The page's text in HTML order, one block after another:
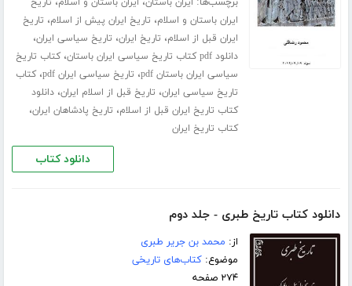
ایران باستان و اسلام، تاریخ ایران پیش از اسلام، تاریخ
ایران قبل از اسلام، تاریخ ایران، تاریخ سیاسی ایران،
دانلود pdf کتاب تاریخ سیاسی ایران باستان ،کتاب تاریخ
سیاسی ایران باستان pdf
، تاریخ سیاسی ایران pdf ،کتاب
تاریخ سیاسی ایران، تاریخ قبل از اسلام ایران،دانلود
کتاب تاریخ ایران قبل از اسلام، تاریخ پادشاهان ایران،
کتاب تاریخ ایران
دانلود کتاب
دانلود کتاب تاریخ طبری - جلد دوم
از: محمد بن جریر طبری
موضوع:کتاب‌های تاریخی
۲۷۴ صفحه